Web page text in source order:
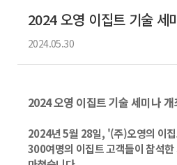
2024 오영 이집트 기술 세
2024.05.30
2024 오영 이집트 기술 세미나
2024년 5월 28일, '(주)오영의 이
300여명의 이집트 고객들이 참석